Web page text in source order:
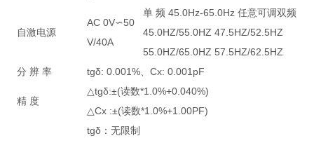
自激电源
AC 0V∽50
V/40A
单 频 45.0Hz-65.0Hz 任意可调双频
45.0HZ/55.0HZ 47.5HZ/52.5HZ
55.0HZ/65.0HZ 57.5HZ/62.5HZ
分 辨 率
tgδ: 0.001%、Cx: 0.001pF
精 度
△tgδ:±(读数*1.0%+0.040%)
△Cx :±(读数*1.0%+1.00PF)
tgδ：无限制